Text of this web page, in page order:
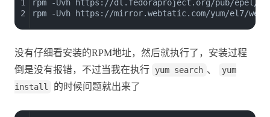
1
2
rpm -Uvh https://dl.fedoraproject.org/pub/epel/
rpm -Uvh https://mirror.webtatic.com/yum/el7/
没有仔细看安装的RPM地址，然后就执行了，安装过程
倒是没有报错，不过当我在执行
yum search 、
yum
install
的时候问题就出来了